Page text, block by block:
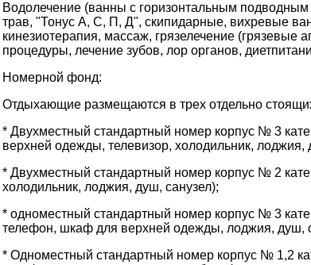
Водолечение (ванны с горизонтальным
трав, "Тонус А, С, П, Д", скипидарные, вихревые
кинезиотерапия, массаж, грязелечение (грязевые
процедуры, лечение зубов, лор органов,
Номерной фонд:
Отдыхающие размещаются в трех отдельно
* Двухместный стандартный номер корпус № 3
верхней одежды, телевизор, холодильник, лоджия,
* Двухместный стандартный номер корпус № 2
холодильник, лоджия, душ, санузел);
* одноместный стандартный номер корпус № 3
телефон, шкаф для верхней одежды, лоджия, душ,
* Одноместный стандартный номер корпус № 1,2